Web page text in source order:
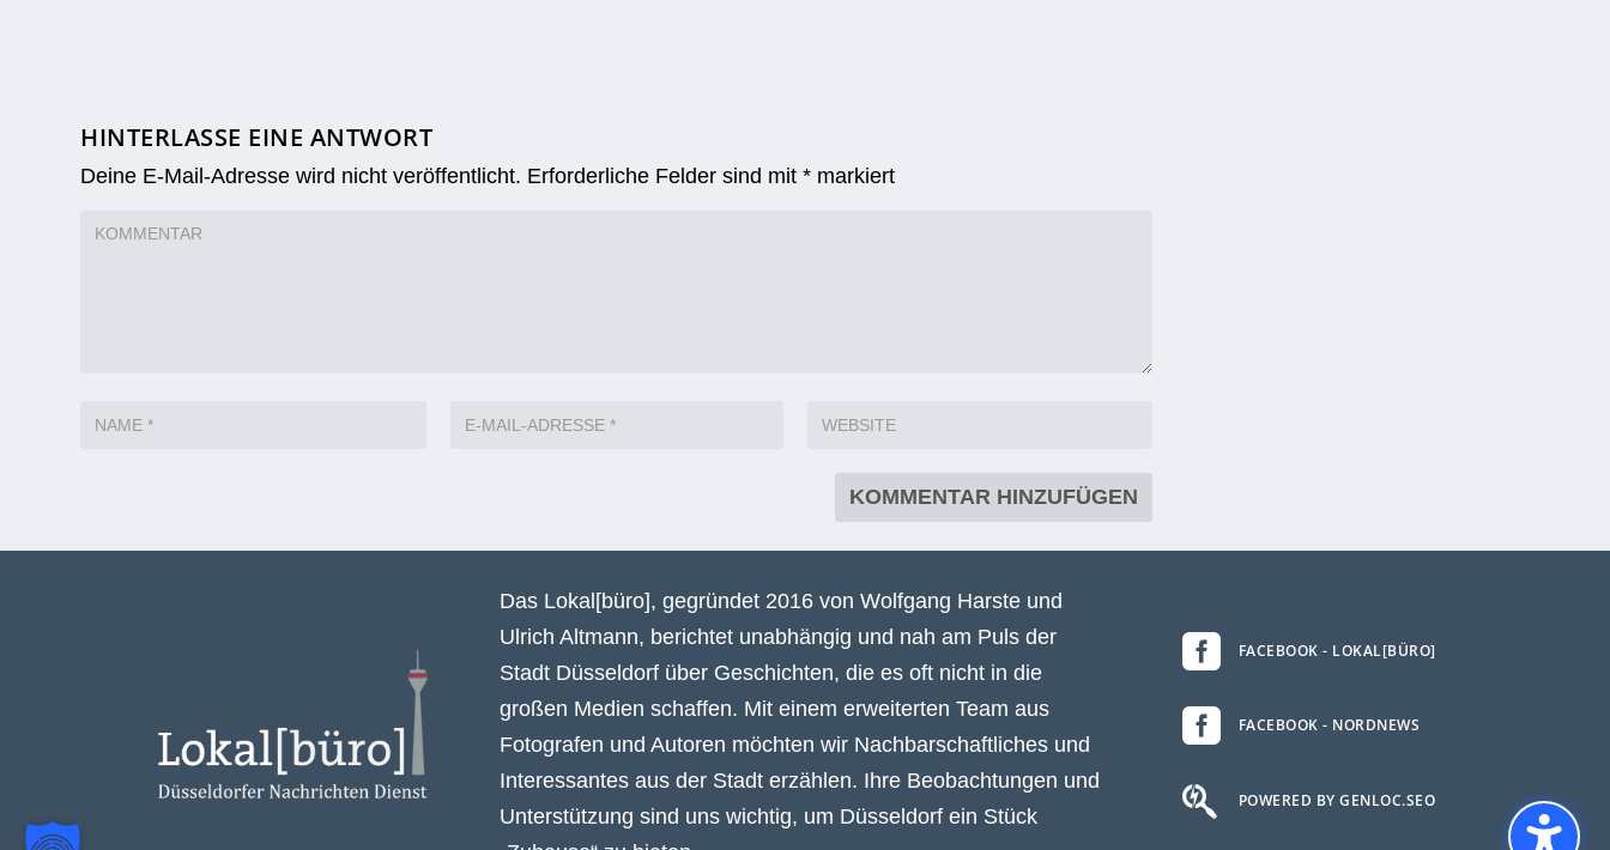
HINTERLASSE EINE ANTWORT
Deine E-Mail-Adresse wird nicht veröffentlicht. Erforderliche Felder sind mit* markiert
Das Lokal[büro], gegründet 2016 von Wolfgang Harste und
Ulrich Altmann, berichtet unabhängig und nah am Puls der
Stadt Düsseldorf über Geschichten, die es oft nicht in die
großen Medien schaffen. Mit einem erweiterten Team aus
Fotografen und Autoren möchten wir Nachbarschaftliches und
Interessantes aus der Stadt erzählen. Ihre Beobachtungen und
Unterstützung sind uns wichtig, um Düsseldorf ein Stück
 FACEBOOK - LOKAL[BÜRO]
 FACEBOOK - NORDNEWS
 POWERED BY GENLOC.SEO